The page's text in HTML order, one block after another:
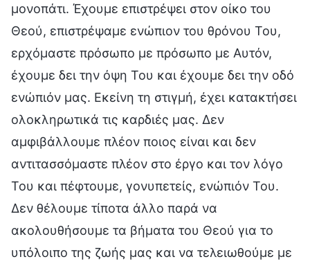
μονοπάτι. Έχουμε επιστρέψει στον οίκο του
Θεού, επιστρέψαμε ενώπιον του θρόνου Του,
ερχόμαστε πρόσωπο με πρόσωπο με Αυτόν,
έχουμε δει την όψη Του και έχουμε δει την οδό
ενώπιόν μας. Εκείνη τη στιγμή, έχει κατακτήσει
ολοκληρωτικά τις καρδιές μας. Δεν
αμφιβάλλουμε πλέον ποιος είναι και δεν
αντιτασσόμαστε πλέον στο έργο και τον λόγο
Του και πέφτουμε, γονυπετείς, ενώπιόν Του.
Δεν θέλουμε τίποτα άλλο παρά να
ακολουθήσουμε τα βήματα του Θεού για το
υπόλοιπο της ζωής μας και να τελειωθούμε με